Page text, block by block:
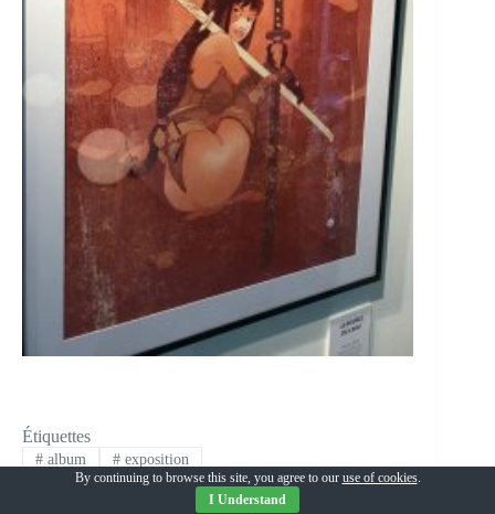
Étiquettes
#album #exposition
Politique de confidentialité
By continuing to browse this site, you agree to our use of cookies.
I Understand